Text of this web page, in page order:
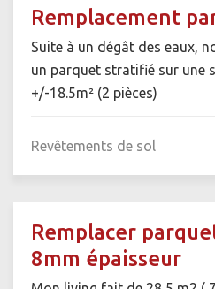
Remplacement
Suite à un dégât des eaux,
un parquet stratifié sur une
+/-18.5m² (2 pièces)
Revêtements de sol
Remplacer
8mm épaisseur